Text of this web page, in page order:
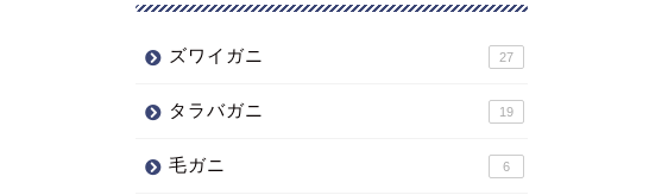
ズワイガニ 27
タラバガニ 19
毛ガニ 6